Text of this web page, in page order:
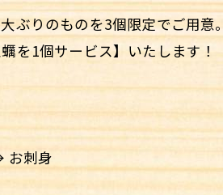
ぶりのものを3個限定でご用意。
を1個サービス】いたします！
お刺身